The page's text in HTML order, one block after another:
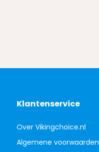
Klantenservice
Over Vikingchoice.nl
Algemene voorwaarden